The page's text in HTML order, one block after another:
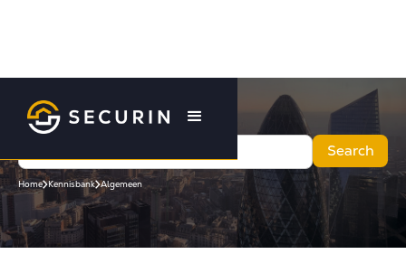
Home Kennisbank Algemeen